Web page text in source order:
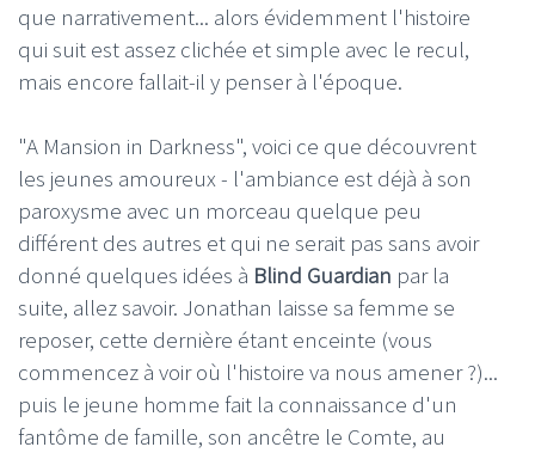
que narrativement... alors évidemment l'histoire
qui suit est assez clichée et simple avec le recul,
mais encore fallait-il y penser à l'époque.
"A Mansion in Darkness", voici ce que découvrent
les jeunes amoureux - l'ambiance est déjà à son
paroxysme avec un morceau quelque peu
différent des autres et qui ne serait pas sans avoir
donné quelques idées à Blind Guardian par la
suite, allez savoir. Jonathan laisse sa femme se
reposer, cette dernière étant enceinte (vous
commencez à voir où l'histoire va nous amener ?)...
puis le jeune homme fait la connaissance d'un
fantôme de famille, son ancêtre le Comte, au